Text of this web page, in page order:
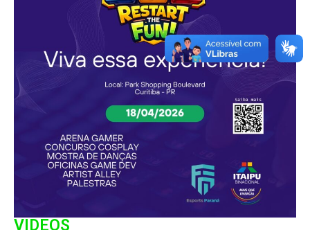
VIDEOS